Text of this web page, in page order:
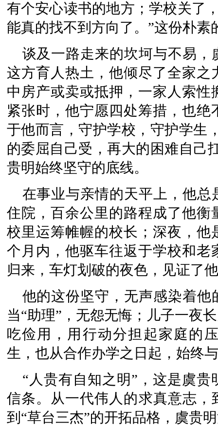
有个安心读书的地方；学校关了
能真的找不到方向了。”这份朴素
谈及一路走来的坎坷与不易
这方育人热土，他倾尽了全家
中房产或卖或抵押，一家人索
紧张时，他宁愿四处筹措，也
于他而言，守护学校，守护学生
的委屈自己受，再大的困难自己
贵明始终坚守的底线。
在事业与亲情的天平上，他
住院，百余公里的路程成了他
校里运筹帷幄的校长；深夜，
个月内，他驱车往返于学校和
归来，车灯划破的夜色，见证了
他的这份坚守，无声感染着
当“助理”，无怨无悔；儿子一夜
吃俭用，用行动分担起家庭的
生，也从合作办学之日起，始终
“人贵有自知之明”，这是虞
信条。从一代伟人的求真意志，
到“草台三杰”的开拓品格，虞贵